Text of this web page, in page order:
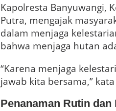
Kapolresta Banyuwangi,
Putra, mengajak
dalam menjaga
bahwa menjaga hutan
“Karena menjaga
jawab kita bersama,”
Penanaman Rutin dan